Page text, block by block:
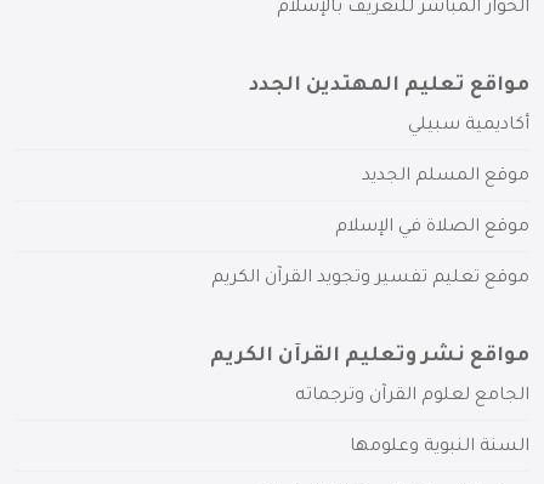
الحوار المباشر للتعريف بالإسلام
مواقع تعليم المهتدين الجدد
أكاديمية سبيلي
موقع المسلم الجديد
موقع الصلاة في الإسلام
موقع تعليم تفسير وتجويد القرآن الكريم
مواقع نشر وتعليم القرآن الكريم
الجامع لعلوم القرآن وترجماته
السنة النبوية وعلومها